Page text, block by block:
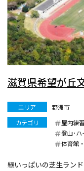
滋賀県希望が丘
エリア
野洲市
カテゴリ
屋内練
登山･ハ
体育館
緑いっぱいの芝生ラン